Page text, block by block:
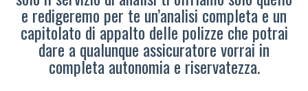
e redigeremo per te un’analisi completa e un
capitolato di appalto delle polizze che potrai
dare a qualunque assicuratore vorrai in
completa autonomia e riservatezza.